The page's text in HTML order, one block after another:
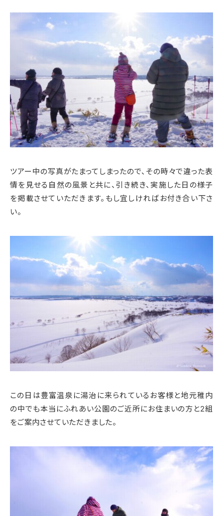
ツアー中の写真がたまってしまったので、その時々で違った表
情を見せる自然の風景と共に、引き続き、実施した日の様子
を掲載させていただきます。もし宜しければお付き合い下さ
い。
この日は豊富温泉に湯治に来られているお客様と地元稚内
の中でも本当にふれあい公園のご近所にお住まいの方と2組
をご案内させていただきました。